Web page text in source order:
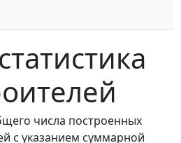
числа построенных
с указанием суммарной